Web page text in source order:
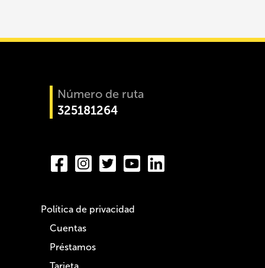
Número de ruta
325181264
Cuentas
Préstamos
Tarjeta
Política de privacidad